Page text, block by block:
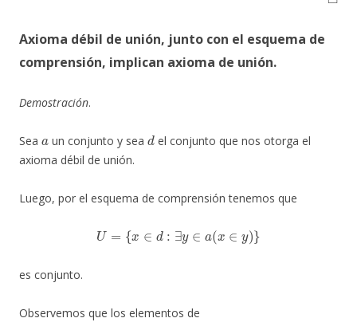
Axioma débil de unión, junto con el esquema de
comprensión, implican axioma de unión.
Demostración.
Sea un conjunto y sea
d
el conjunto que nos otorga el
axioma débil de unión.
Luego, por el esquema de comprensión tenemos que
U ∈ y ∈a y
es conjunto.
Observemos que los elementos de